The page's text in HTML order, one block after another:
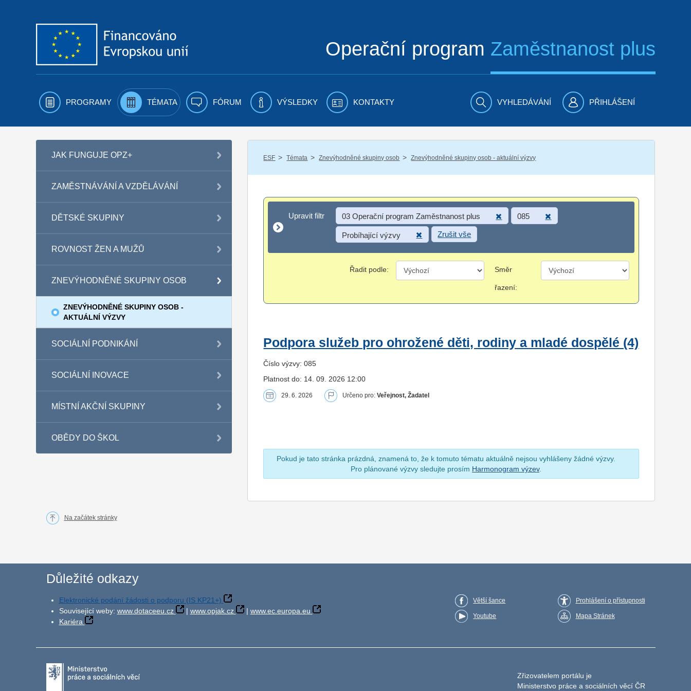
Operační program Zaměstnanost plus
PROGRAMY TÉMATA FÓRUM VÝSLEDKY KONTAKTY VYHLEDÁVÁNÍ PŘIHLÁŠENÍ
JAK FUNGUJE OPZ+
ZAMĚSTNÁVÁNÍ A VZDĚLÁVÁNÍ
DĚTSKÉ SKUPINY
ROVNOST ŽEN A MUŽŮ
ZNEVÝHODNĚNÉ SKUPINY OSOB
ZNEVÝHODNĚNÉ SKUPINY OSOB -
AKTUÁLNÍ VÝZVY
SOCIÁLNÍ PODNIKÁNÍ
SOCIÁLNÍ INOVACE
MÍSTNÍ AKČNÍ SKUPINY
OBĚDY DO ŠKOL
ESF / Témata / Znevýhodněné skupiny osob / Znevýhodněné skupiny osob - aktuální výzvy
Upravit filtr
Upravit filtr 03 Operační program Zaměstnanost plus 085
Probíhající výzvy Zrušit vše
Řadit podle: Směr
řazení:
Podpora služeb pro ohrožené děti, rodiny a mladé dospělé (4)
Číslo výzvy: 085
Platnost do: 14. 09. 2026 12:00
29. 6. 2026 Určeno pro:Veřejnost, Žadatel
Pokud je tato stránka prázdná, znamená to, že k tomuto tématu aktuálně nejsou vyhlášeny žádné výzvy.
Pro plánované výzvy sledujte prosím Harmonogram výzev.
Na začátek stránky
Důležité odkazy
Elektronické podání žádosti o podporu (IS KP21+)
Související weby: www.dotaceeu.cz | www.opjak.cz | www.ec.europa.eu
Kariéra
Větší šance
Youtube
Prohlášení o přístupnosti
Mapa Stránek
Zřizovatelem portálu je
Ministerstvo práce a sociálních věcí ČR